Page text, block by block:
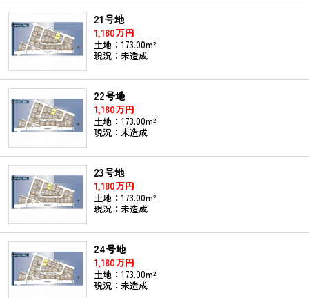
21号地
1,180万円
土地：173.00m²
現況：未造成
22号地
1,180万円
土地：173.00m²
現況：未造成
23号地
1,180万円
土地：173.00m²
現況：未造成
24号地
1,180万円
土地：173.00m²
現況：未造成